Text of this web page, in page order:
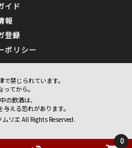
0
イド
報
登録
ポリシー
禁じられています。
てから。
の飲酒は、
える恐れがあります。
リエ All Rights Reserved.